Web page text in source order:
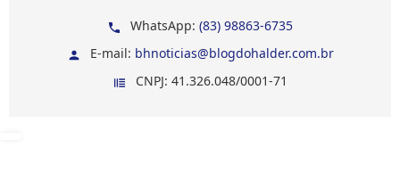
WhatsApp: (83) 98863-6735
E-mail: bhnoticias@blogdohalder.com.br
CNPJ: 41.326.048/0001-71